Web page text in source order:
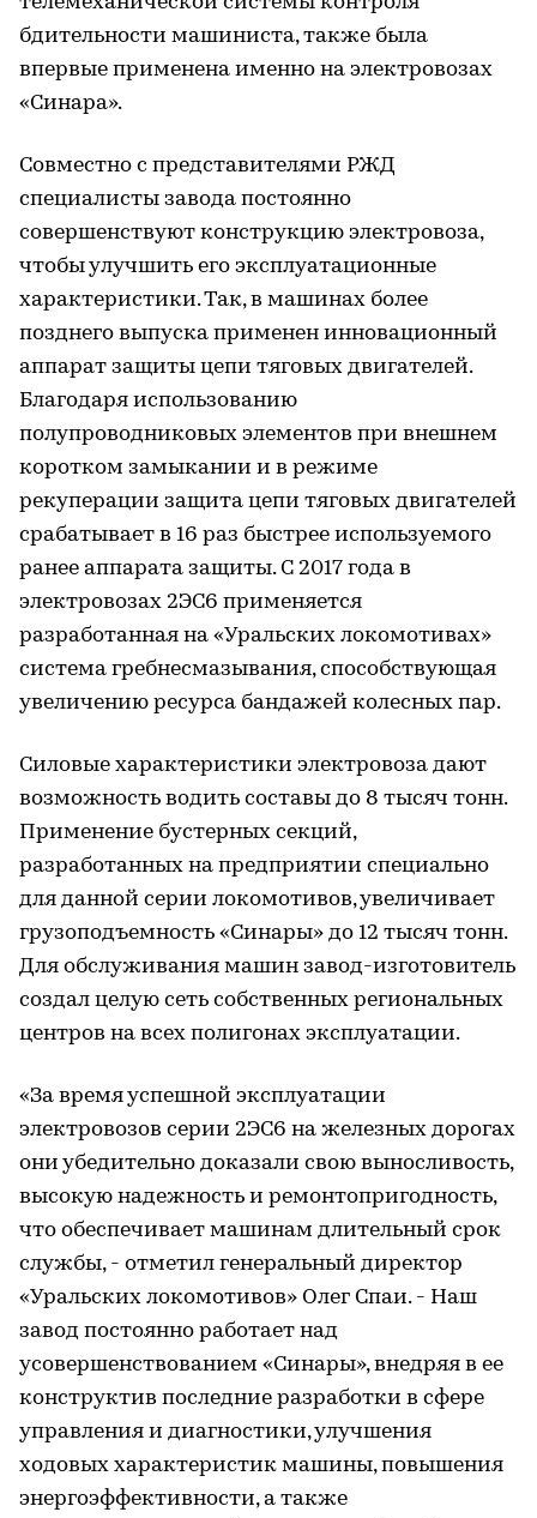
бдительности машиниста, также была
впервые применена именно на электровозах
«Синара».
Совместно с представителями РЖД
специалисты завода постоянно
совершенствуют конструкцию электровоза,
чтобы улучшить его эксплуатационные
характеристики. Так, в машинах более
позднего выпуска применен инновационный
аппарат защиты цепи тяговых двигателей.
Благодаря использованию
полупроводниковых элементов при внешнем
коротком замыкании и в режиме
рекуперации защита цепи тяговых двигателей
срабатывает в 16 раз быстрее используемого
ранее аппарата защиты. С 2017 года в
электровозах 2ЭС6 применяется
разработанная на «Уральских локомотивах»
система гребнесмазывания, способствующая
увеличению ресурса бандажей колесных пар.
Силовые характеристики электровоза дают
возможность водить составы до 8 тысяч тонн.
Применение бустерных секций,
разработанных на предприятии специально
для данной серии локомотивов, увеличивает
грузоподъемность «Синары» до 12 тысяч тонн.
Для обслуживания машин завод-изготовитель
создал целую сеть собственных региональных
центров на всех полигонах эксплуатации.
«За время успешной эксплуатации
электровозов серии 2ЭС6 на железных дорогах
они убедительно доказали свою выносливость,
высокую надежность и ремонтопригодность,
что обеспечивает машинам длительный срок
службы, - отметил генеральный директор
«Уральских локомотивов» Олег Спаи. - Наш
завод постоянно работает над
усовершенствованием «Синары», внедряя в ее
конструктив последние разработки в сфере
управления и диагностики, улучшения
ходовых характеристик машины, повышения
энергоэффективности, а также